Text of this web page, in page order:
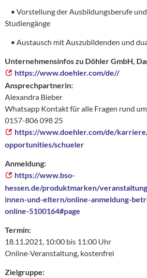
• Vorstellung der Ausbildungsberufe
Studiengänge
• Austausch mit Auszubildenden und
Unternehmensinfos zu Döhler GmbH,
https://www.doehler.com/de//
Ansprechpartnerin:
Alexandra Bieber
Whatsapp Kontakt für alle Fragen rund
0157-806 098 25
https://www.doehler.com/de/
opportunities/schueler
Anmeldung:
https://www.bso-
hessen.de/produktmarken/
innen-und-eltern/online-anmeldung-
online-5100164#page
Termin:
18.11.2021, 10:00 bis 11:00 Uhr
Online-Veranstaltung, kostenfrei
Zielgruppe: